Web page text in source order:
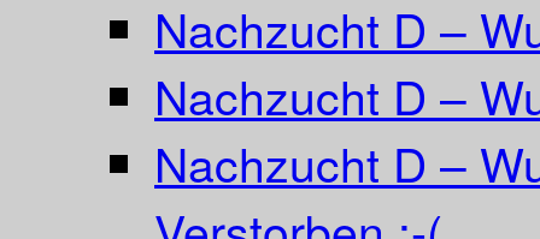
Nachzucht D –
Nachzucht D –
Nachzucht D –